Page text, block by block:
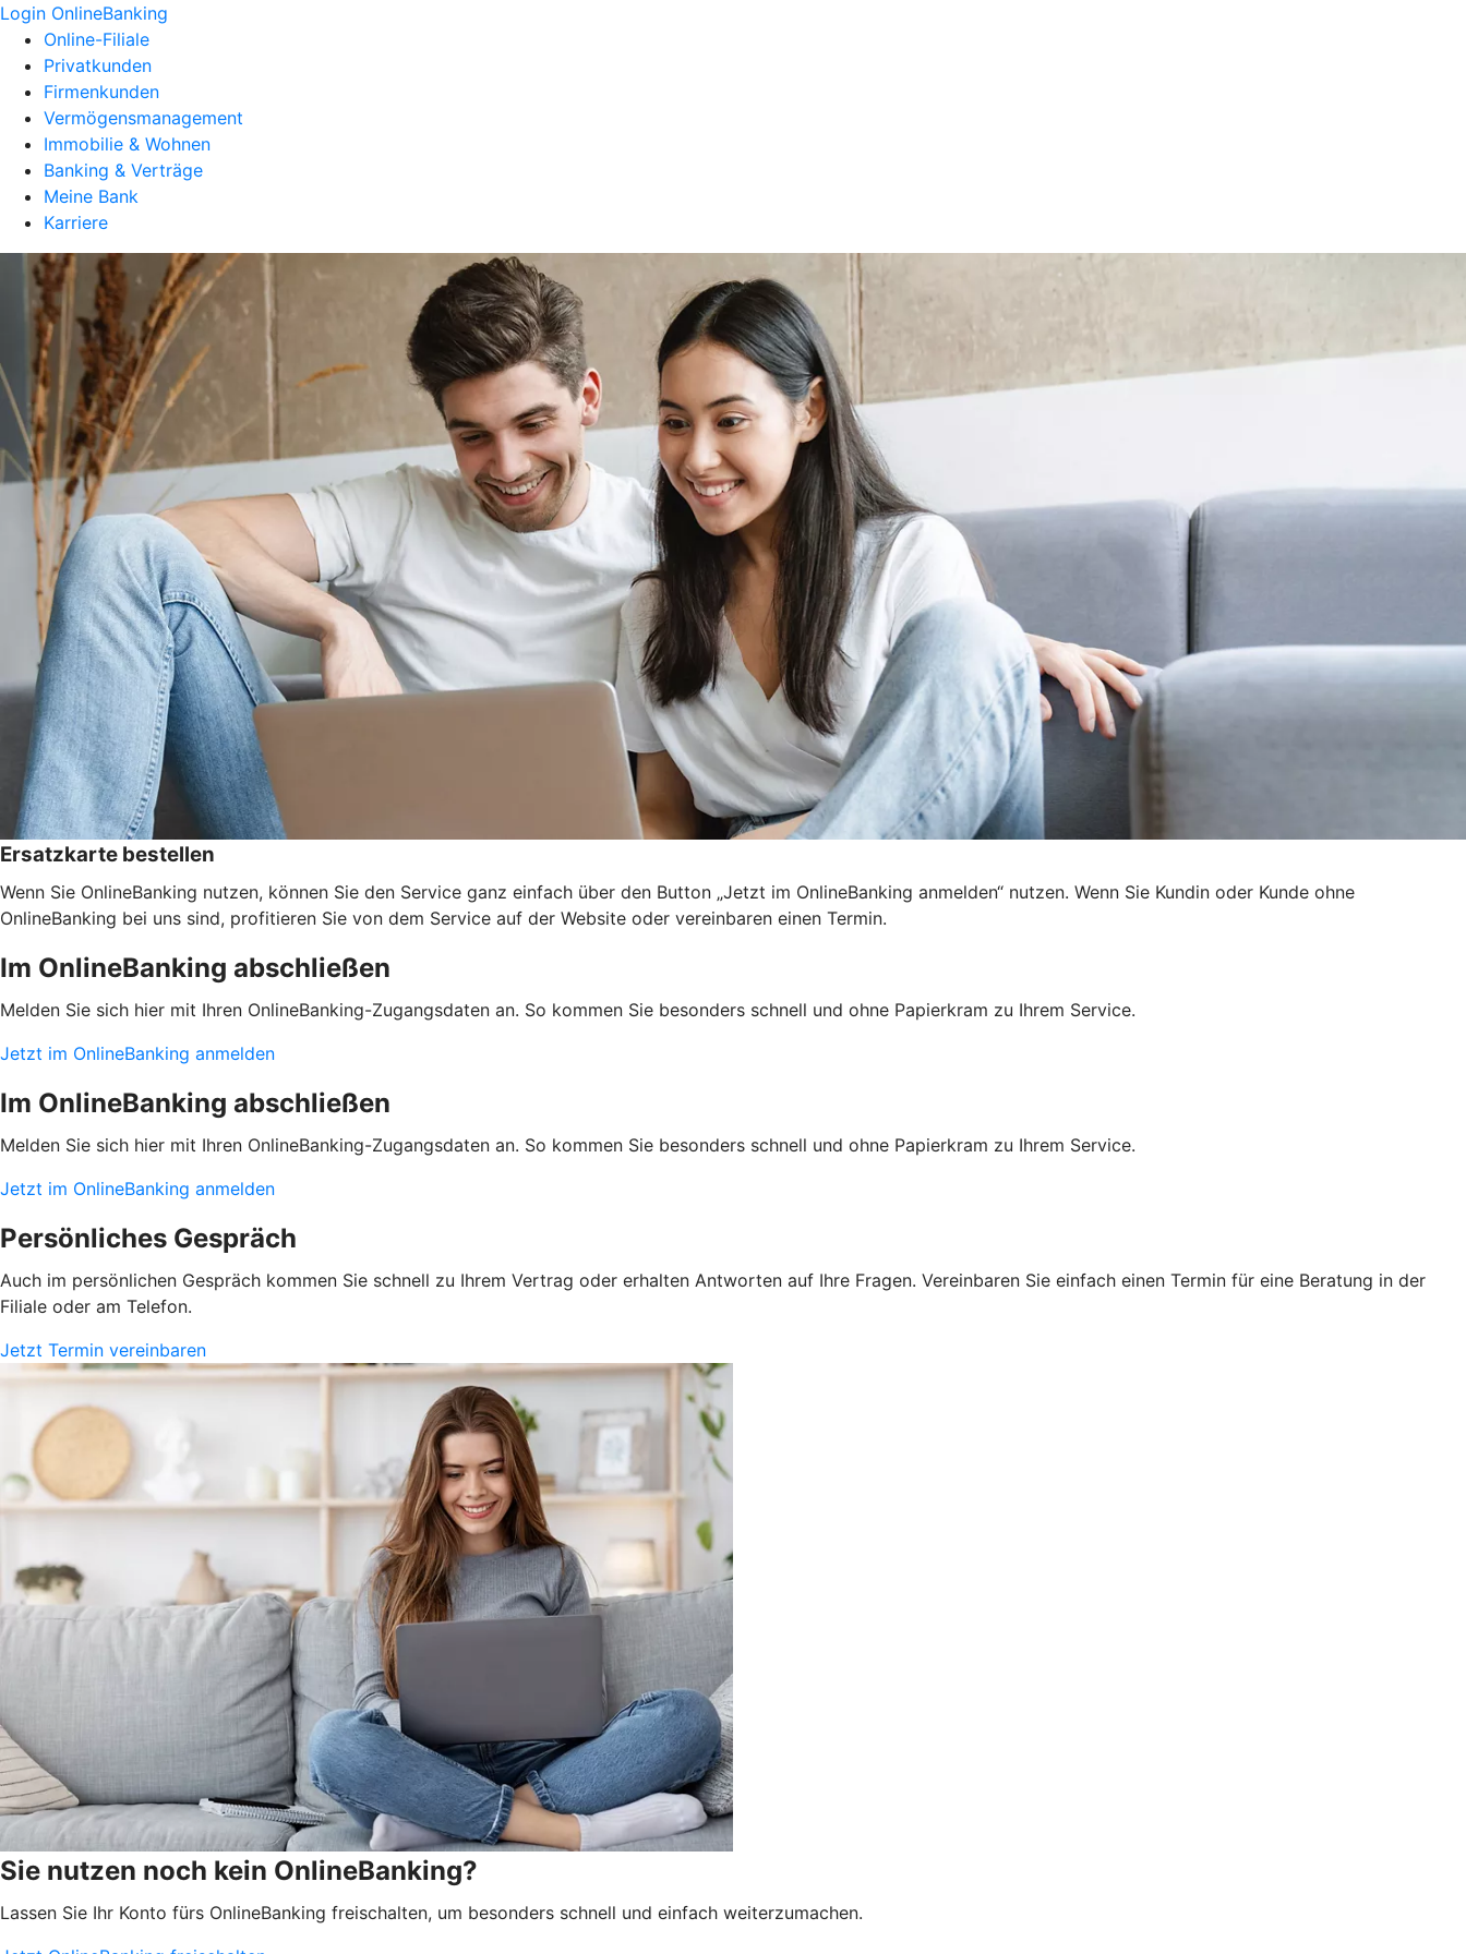
Login OnlineBanking
Online-Filiale
Privatkunden
Firmenkunden
Vermögensmanagement
Immobilie & Wohnen
Banking & Verträge
Meine Bank
Karriere
Ersatzkarte bestellen
Wenn Sie OnlineBanking nutzen, können Sie den Service ganz einfach über den Button „Jetzt im OnlineBanking anmelden“ nutzen. Wenn Sie Kundin oder Kunde ohne
OnlineBanking bei uns sind, profitieren Sie von dem Service auf der Website oder vereinbaren einen Termin.
Im OnlineBanking abschließen
Melden Sie sich hier mit Ihren OnlineBanking-Zugangsdaten an. So kommen Sie besonders schnell und ohne Papierkram zu Ihrem Service.
Jetzt im OnlineBanking anmelden
Im OnlineBanking abschließen
Melden Sie sich hier mit Ihren OnlineBanking-Zugangsdaten an. So kommen Sie besonders schnell und ohne Papierkram zu Ihrem Service.
Jetzt im OnlineBanking anmelden
Persönliches Gespräch
Auch im persönlichen Gespräch kommen Sie schnell zu Ihrem Vertrag oder erhalten Antworten auf Ihre Fragen. Vereinbaren Sie einfach einen Termin für eine Beratung in der
Filiale oder am Telefon.
Jetzt Termin vereinbaren
Sie nutzen noch kein OnlineBanking?
Lassen Sie Ihr Konto fürs OnlineBanking freischalten, um besonders schnell und einfach weiterzumachen.